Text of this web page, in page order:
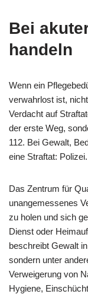
Bei
handeln
Wenn ein
verwahrlost ist,
Verdacht auf
der erste Weg,
112. Bei Gewalt,
eine Straftat: Polizei.
Das Zentrum für
unangemessenes
zu holen und sich
Dienst oder
beschreibt Gewalt
sondern unter
Verweigerung von
Hygiene,